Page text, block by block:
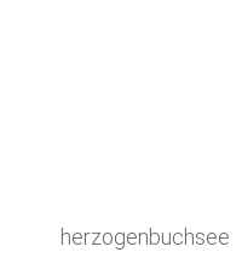
herzogenbuchsee